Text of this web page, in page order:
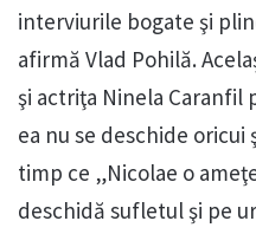
interviurile bogate şi
afirmă Vlad Pohilă.
şi actriţa Ninela
ea nu se deschide
timp ce „Nicolae o
deschidă sufletul şi pe